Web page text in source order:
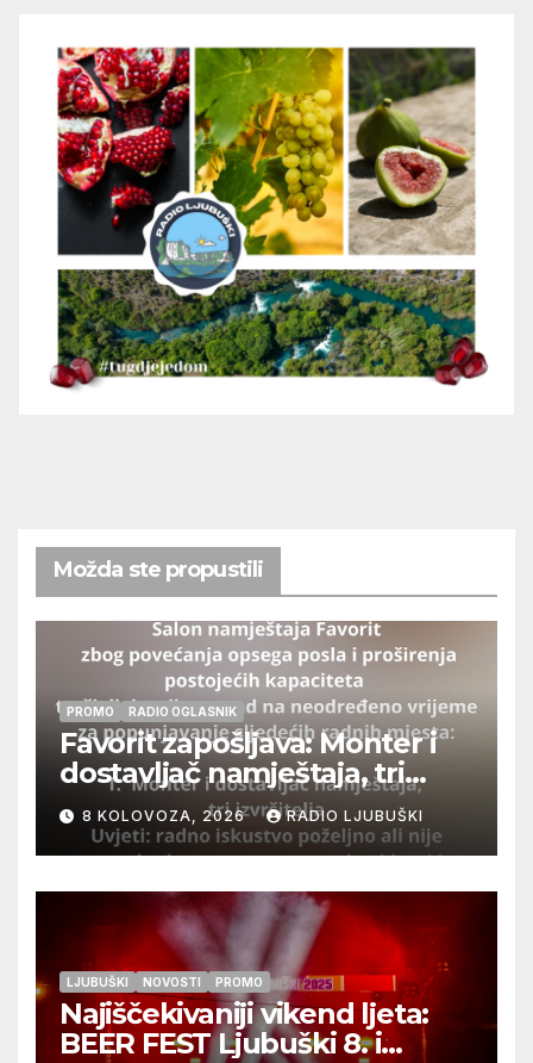
Možda ste propustili
PROMO RADIO OGLASNIK
Favorit zapošljava: Monter i
dostavljač namještaja, tri
izvršitelja
8 KOLOVOZA, 2026 RADIO LJUBUŠKI
LJUBUŠKI NOVOSTI PROMO
Najiščekivaniji vikend ljeta:
BEER FEST Ljubuški 8. i